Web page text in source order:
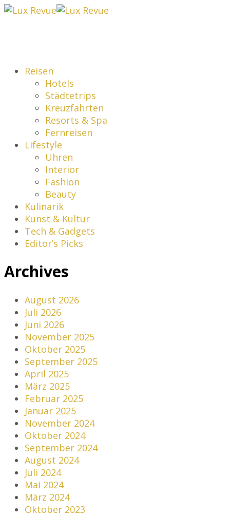
Reisen
Hotels
Städtetrips
Kreuzfahrten
Resorts & Spa
Fernreisen
Lifestyle
Uhren
Interior
Fashion
Beauty
Kulinarik
Kunst & Kultur
Tech & Gadgets
Editor’s Picks
Archives
August 2026
Juli 2026
Juni 2026
November 2025
Oktober 2025
September 2025
April 2025
März 2025
Februar 2025
Januar 2025
November 2024
Oktober 2024
September 2024
August 2024
Juli 2024
Mai 2024
März 2024
Oktober 2023